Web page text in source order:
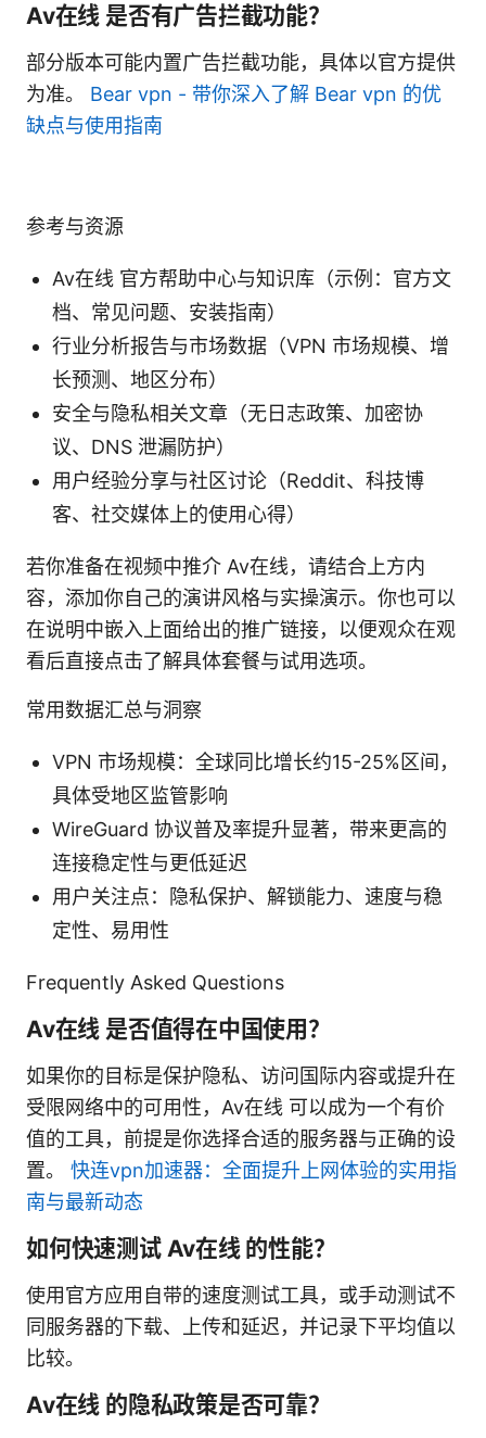
Av在线 是否有广告拦截功能？
部分版本可能内置广告拦截功能，具体以官方提供
为准。 Bear vpn - 带你深入了解 Bear vpn 的优
缺点与使用指南
参考与资源
Av在线 官方帮助中心与知识库（示例：官方文
档、常见问题、安装指南）
行业分析报告与市场数据（VPN 市场规模、增
长预测、地区分布）
安全与隐私相关文章（无日志政策、加密协
议、DNS 泄漏防护）
用户经验分享与社区讨论（Reddit、科技博
客、社交媒体上的使用心得）
若你准备在视频中推介 Av在线，请结合上方内
容，添加你自己的演讲风格与实操演示。你也可以
在说明中嵌入上面给出的推广链接，以便观众在观
看后直接点击了解具体套餐与试用选项。
常用数据汇总与洞察
VPN 市场规模：全球同比增长约15-25%区间，
具体受地区监管影响
WireGuard 协议普及率提升显著，带来更高的
连接稳定性与更低延迟
用户关注点：隐私保护、解锁能力、速度与稳
定性、易用性
Frequently Asked Questions
Av在线 是否值得在中国使用？
如果你的目标是保护隐私、访问国际内容或提升在
受限网络中的可用性，Av在线 可以成为一个有价
值的工具，前提是你选择合适的服务器与正确的设
置。 快连vpn加速器：全面提升上网体验的实用指
南与最新动态
如何快速测试 Av在线 的性能？
使用官方应用自带的速度测试工具，或手动测试不
同服务器的下载、上传和延迟，并记录下平均值以
比较。
Av在线 的隐私政策是否可靠？